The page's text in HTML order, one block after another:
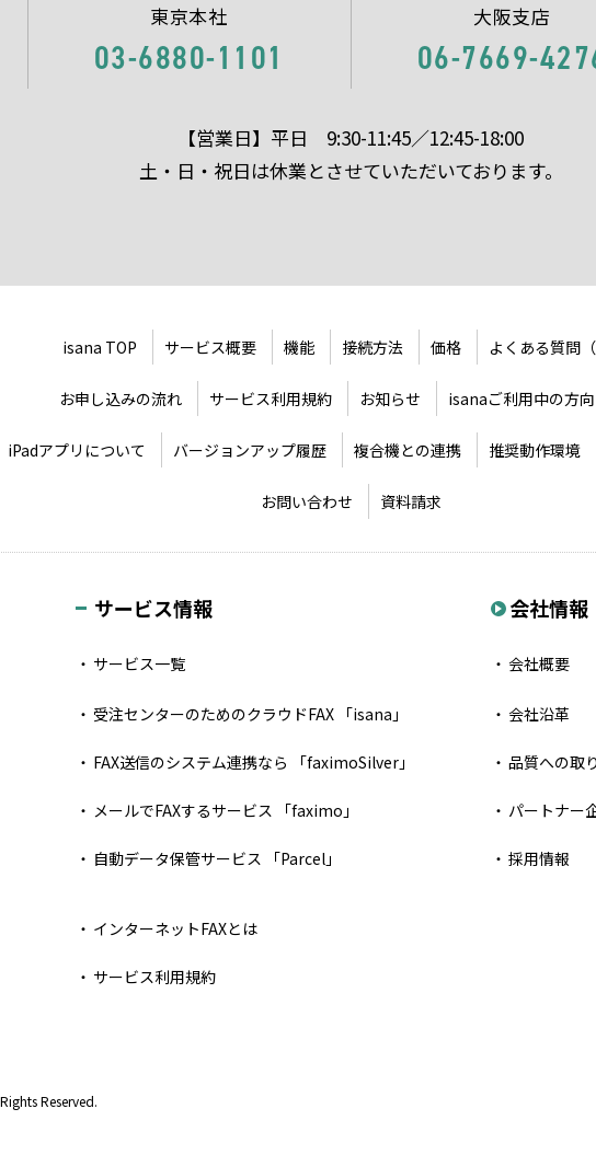
東京本社
03-6880-1101
大阪支店
06-7669-
【営業日】平日 9:30-11:45／12:45-18:00
土・日・祝日は休業とさせていただいております。
isana TOP サービス概要 機能 接続方法 価格 よくある質問
お申し込みの流れ サービス利用規約 お知らせ isanaご利用中の方
iPadアプリについて バージョンアップ履歴 複合機との連携 推奨動作環境
お問い合わせ 資料請求
サービス情報
サービス一覧
受注センターのためのクラウドFAX 「isana」
FAX送信のシステム連携なら 「faximoSilver」
メールでFAXするサービス 「faximo」
自動データ保管サービス 「Parcel」
インターネットFAXとは
サービス利用規約
会社情報
会社概要
会社沿革
品質への取
パートナー
採用情報
Reserved.